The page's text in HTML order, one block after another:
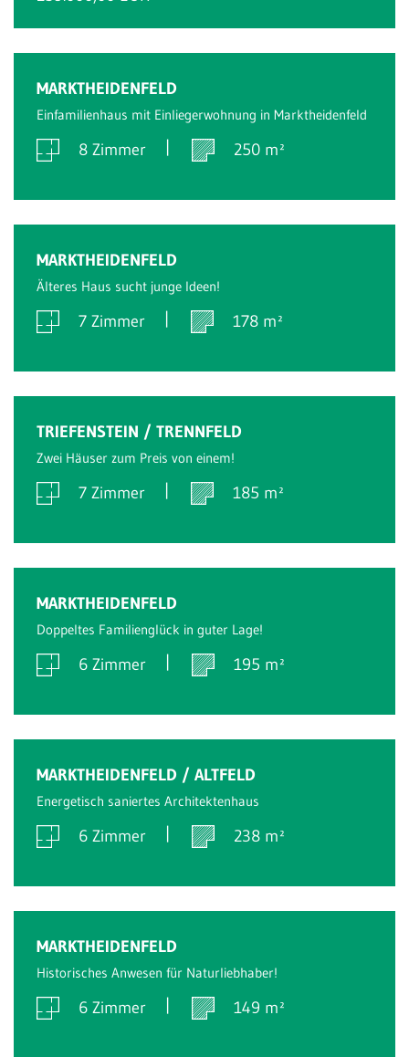
MARKTHEIDENFELD
Einfamilienhaus mit Einliegerwohnung in Marktheidenfeld
8 Zimmer 250 m²
MARKTHEIDENFELD
Älteres Haus sucht junge Ideen!
7 Zimmer 178 m²
TRIEFENSTEIN / TRENNFELD
Zwei Häuser zum Preis von einem!
7 Zimmer 185 m²
MARKTHEIDENFELD
Doppeltes Familienglück in guter Lage!
6 Zimmer 195 m²
MARKTHEIDENFELD / ALTFELD
Energetisch saniertes Architektenhaus
6 Zimmer 238 m²
MARKTHEIDENFELD
Historisches Anwesen für Naturliebhaber!
6 Zimmer 149 m²